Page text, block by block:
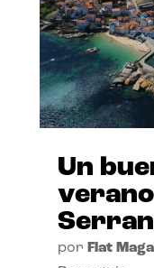
Un
por Flat